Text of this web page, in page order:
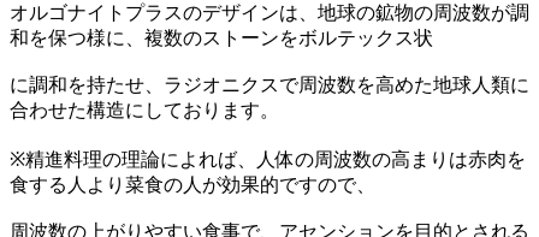
オルゴナイトプラスのデザインは、地球の鉱物の周波数が調
和を保つ様に、複数のストーンをボルテックス状
に調和を持たせ、ラジオニクスで周波数を高めた地球人類に
合わせた構造にしております。
※精進料理の理論によれば、人体の周波数の高まりは赤肉を
食する人より菜食の人が効果的ですので、
周波数の上がりやすい食事で、アセンションを目的とされる